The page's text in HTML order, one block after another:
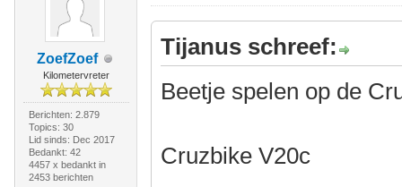
ZoefZoef
Kilometervreter
Berichten: 2.879
Topics: 30
Lid sinds: Dec 2017
Bedankt: 42
4457 x bedankt in
2453 berichten
Tijanus schreef:
Beetje spelen op de
Cruzbike V20c